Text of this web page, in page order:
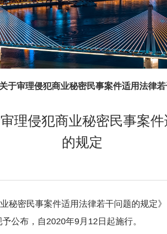
于审理侵犯商业秘密民事案件适用法律
理侵犯商业秘密民事案
的规定
密民事案件适用法律若干问题的规定
公布，自2020年9月12日起施行。